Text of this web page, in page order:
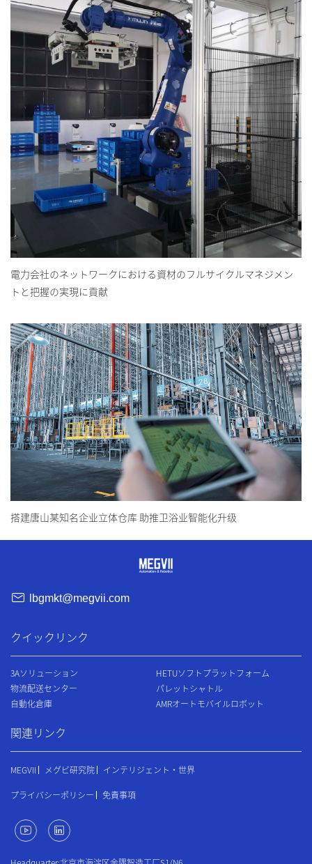
電力会社のネットワークにおける資材のフルサイクルマネジメン
トと把握の実現に貢献
搭建唐山某知名企业立体仓库 助推卫浴业智能化升级
lbgmkt@megvii.com
クイックリンク
3Aソリューション
物流配送センター
自動化倉庫
HETUソフトプラットフォーム
パレットシャトル
AMRオートモバイルロボット
関連リンク
MEGVII メグビ研究院 インテリジェント・世界
プライバシーポリシー 免責事項